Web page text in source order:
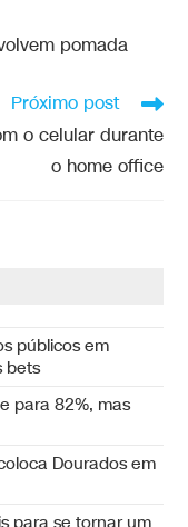
pomada
Próximo post
o celular durante
o home office
públicos em
bets
para 82%, mas
Dourados em
para se tornar um